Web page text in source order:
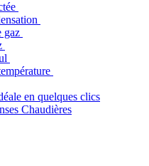
gaz
en quelques clics
Chaudières